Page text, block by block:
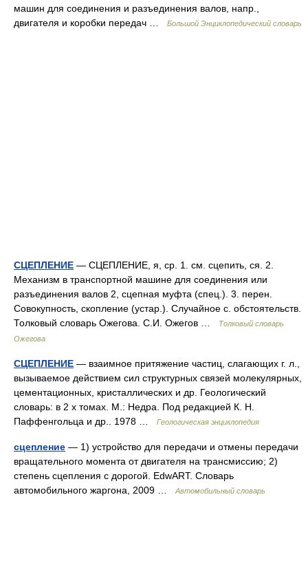
машин для соединения и разъединения валов, напр.,
двигателя и коробки передач …
Большой Энциклопедический словарь
СЦЕПЛЕНИЕ — СЦЕПЛЕНИЕ, я, ср. 1. см. сцепить, ся. 2.
Механизм в транспортной машине для соединения или
разъединения валов 2, сцепная муфта (спец.). 3. перен.
Совокупность, скопление (устар.). Случайное с. обстоятельств.
Толковый словарь Ожегова. С.И. Ожегов …
Толковый словарь
Ожегова
СЦЕПЛЕНИЕ — взаимное притяжение частиц, слагающих г. л.,
вызываемое действием сил структурных связей молекулярных,
цементационных, кристаллических и др. Геологический
словарь: в 2 х томах. М.: Недра. Под редакцией К. Н.
Паффенгольца и др.. 1978 …
Геологическая энциклопедия
сцепление — 1) устройство для передачи и отмены передачи
вращательного момента от двигателя на трансмиссию; 2)
степень сцепления с дорогой. EdwART. Словарь
автомобильного жаргона, 2009 …
Автомобильный словарь